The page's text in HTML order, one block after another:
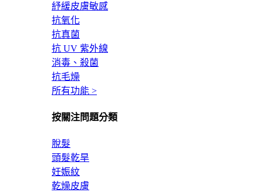
紓緩皮膚敏感
抗氧化
抗真菌
抗 UV 紫外線
消毒、殺菌
抗毛燥
所有功能 >
按關注問題分類
脫髮
頭髮乾旱
妊娠紋
乾燥皮膚